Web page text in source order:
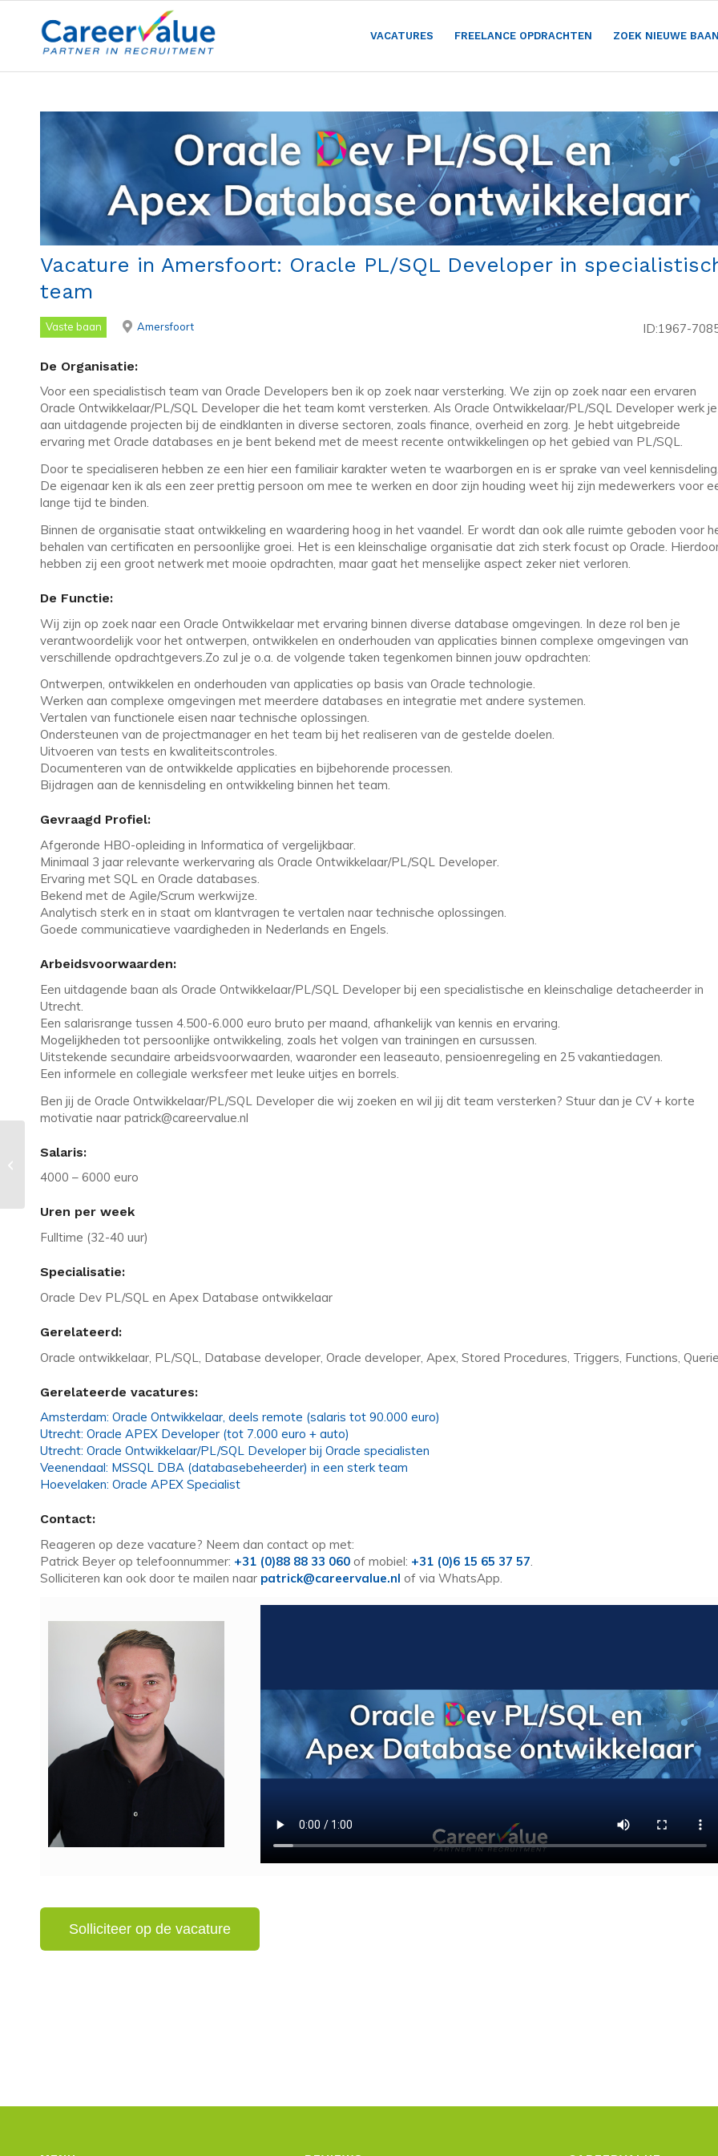
VACATURES FREELANCE OPDRACHTEN ZOEK NIEUWE BAAN
Vacature in Amersfoort: Oracle PL/SQL Developer in
team
Vaste baan Amersfoort ID:1967-
De Organisatie:
Voor een specialistisch team van Oracle Developers ben ik op zoek naar versterking. We zijn op zoek naar een ervaren
Oracle Ontwikkelaar/PL/SQL Developer die het team komt versterken. Als Oracle Ontwikkelaar/PL/SQL Developer werk je
aan uitdagende projecten bij de eindklanten in diverse sectoren, zoals finance, overheid en zorg. Je hebt uitgebreide
ervaring met Oracle databases en je bent bekend met de meest recente ontwikkelingen op het gebied van PL/SQL.
Door te specialiseren hebben ze een hier een familiair karakter weten te waarborgen en is er sprake van veel kennisdeling.
De eigenaar ken ik als een zeer prettig persoon om mee te werken en door zijn houding weet hij zijn medewerkers voor
lange tijd te binden.
Binnen de organisatie staat ontwikkeling en waardering hoog in het vaandel. Er wordt dan ook alle ruimte geboden voor
behalen van certificaten en persoonlijke groei. Het is een kleinschalige organisatie dat zich sterk focust op Oracle.
hebben zij een groot netwerk met mooie opdrachten, maar gaat het menselijke aspect zeker niet verloren.
De Functie:
Wij zijn op zoek naar een Oracle Ontwikkelaar met ervaring binnen diverse database omgevingen. In deze rol ben je
verantwoordelijk voor het ontwerpen, ontwikkelen en onderhouden van applicaties binnen complexe omgevingen van
verschillende opdrachtgevers.Zo zul je o.a. de volgende taken tegenkomen binnen jouw opdrachten:
Ontwerpen, ontwikkelen en onderhouden van applicaties op basis van Oracle technologie.
Werken aan complexe omgevingen met meerdere databases en integratie met andere systemen.
Vertalen van functionele eisen naar technische oplossingen.
Ondersteunen van de projectmanager en het team bij het realiseren van de gestelde doelen.
Uitvoeren van tests en kwaliteitscontroles.
Documenteren van de ontwikkelde applicaties en bijbehorende processen.
Bijdragen aan de kennisdeling en ontwikkeling binnen het team.
Gevraagd Profiel:
Afgeronde HBO-opleiding in Informatica of vergelijkbaar.
Minimaal 3 jaar relevante werkervaring als Oracle Ontwikkelaar/PL/SQL Developer.
Ervaring met SQL en Oracle databases.
Bekend met de Agile/Scrum werkwijze.
Analytisch sterk en in staat om klantvragen te vertalen naar technische oplossingen.
Goede communicatieve vaardigheden in Nederlands en Engels.
Arbeidsvoorwaarden:
Een uitdagende baan als Oracle Ontwikkelaar/PL/SQL Developer bij een specialistische en kleinschalige detacheerder in
Utrecht.
Een salarisrange tussen 4.500-6.000 euro bruto per maand, afhankelijk van kennis en ervaring.
Mogelijkheden tot persoonlijke ontwikkeling, zoals het volgen van trainingen en cursussen.
Uitstekende secundaire arbeidsvoorwaarden, waaronder een leaseauto, pensioenregeling en 25 vakantiedagen.
Een informele en collegiale werksfeer met leuke uitjes en borrels.
Ben jij de Oracle Ontwikkelaar/PL/SQL Developer die wij zoeken en wil jij dit team versterken? Stuur dan je CV + korte
motivatie naar patrick@careervalue.nl
Salaris:
4000 – 6000 euro
Uren per week
Fulltime (32-40 uur)
Specialisatie:
Oracle Dev PL/SQL en Apex Database ontwikkelaar
Gerelateerd:
Oracle ontwikkelaar, PL/SQL, Database developer, Oracle developer, Apex, Stored Procedures, Triggers, Functions,
Gerelateerde vacatures:
Amsterdam: Oracle Ontwikkelaar, deels remote (salaris tot 90.000 euro)
Utrecht: Oracle APEX Developer (tot 7.000 euro + auto)
Utrecht: Oracle Ontwikkelaar/PL/SQL Developer bij Oracle specialisten
Veenendaal: MSSQL DBA (databasebeheerder) in een sterk team
Hoevelaken: Oracle APEX Specialist
Contact:
Reageren op deze vacature? Neem dan contact op met:
Patrick Beyer op telefoonnummer: +31 (0)88 88 33 060 of mobiel: +31 (0)6 15 65 37 57.
Solliciteren kan ook door te mailen naar patrick@careervalue.nl of via WhatsApp.
Vacature in Amsterdam: Oracle
tot 90.000...